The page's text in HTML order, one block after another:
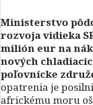
Ministerstvo
rozvoja vidieka
milión eur na
nových
poľovnícke
opatrenia je
africkému moru